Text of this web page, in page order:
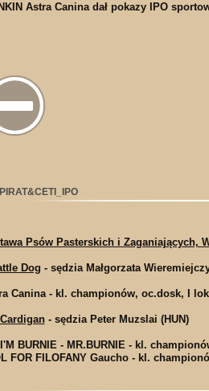
Astra Canina dał pokazy IPO
Psów Pasterskich i Zaganiających,
Dog - sędzia Małgorzata
Canina - kl. championów, oc.dosk, I
- sędzia Peter Muzslai (HUN)
BURNIE - MR.BURNIE - kl.
FOR FILOFANY Gaucho- kl.